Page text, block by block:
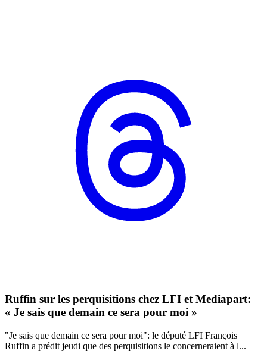
Ruffin sur les perquisitions chez LFI et Mediapart:
« Je sais que demain ce sera pour moi »
"Je sais que demain ce sera pour moi": le député LFI François
Ruffin a prédit jeudi que des perquisitions le concerneraient à l...